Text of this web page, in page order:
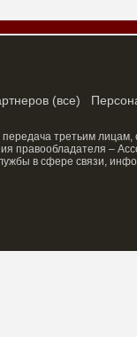
(все)
третьим
правообладателя –
в сфере связи,